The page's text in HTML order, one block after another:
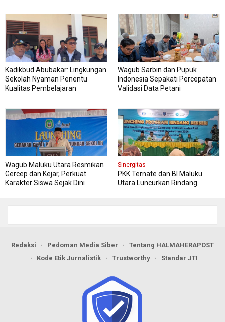
Kadikbud Abubakar: Lingkungan
Sekolah Nyaman Penentu
Kualitas Pembelajaran
Wagub Sarbin dan Pupuk
Indonesia Sepakati Percepatan
Validasi Data Petani
Wagub Maluku Utara Resmikan
Gercep dan Kejar, Perkuat
Karakter Siswa Sejak Dini
Sinergitas
PKK Ternate dan BI Maluku
Utara Luncurkan Rindang
Redaksi Pedoman Media Siber
Tentang HALMAHERAPOST
Kode Etik Jurnalistik
Trustworthy Standar JTI